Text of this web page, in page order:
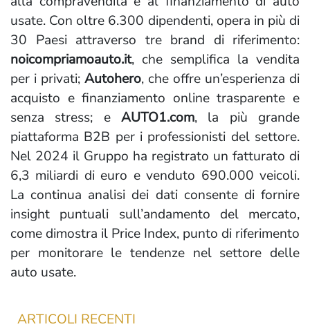
usate. Con oltre 6.300 dipendenti, opera in più di
30 Paesi attraverso tre brand di riferimento:
noicompriamoauto.it, che semplifica la vendita
per i privati; Autohero, che offre un’esperienza di
acquisto e finanziamento online trasparente e
senza stress; e AUTO1.com, la più grande
piattaforma B2B per i professionisti del settore.
Nel 2024 il Gruppo ha registrato un fatturato di
6,3 miliardi di euro e venduto 690.000 veicoli.
La continua analisi dei dati consente di fornire
insight puntuali sull’andamento del mercato,
come dimostra il Price Index, punto di riferimento
per monitorare le tendenze nel settore delle
auto usate.
ARTICOLI RECENTI